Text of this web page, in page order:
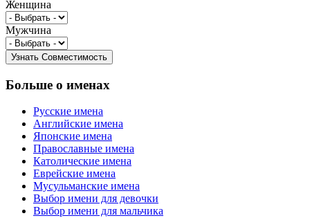
Женщина
Мужчина
Больше о именах
Русские имена
Английские имена
Японские имена
Православные имена
Католические имена
Еврейские имена
Мусульманские имена
Выбор имени для девочки
Выбор имени для мальчика